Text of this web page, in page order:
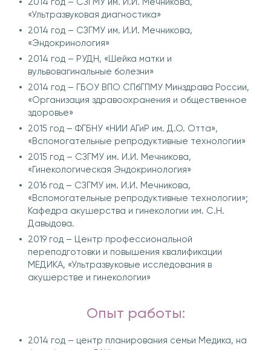
2014 год – СЗГМУ им. И.И. Мечникова,
«Ультразвуковая диагностика»
2014 год – СЗГМУ им. И.И. Мечникова,
«Эндокринология»
2014 год – РУДН, «Шейка матки и
вульвовагинальные болезни»
2014 год – ГБОУ ВПО СПбГПМУ Минздрава России,
«Организация здравоохранения и общественное
здоровье»
2015 год – ФГБНУ «НИИ АГиР им. Д.О. Отта»,
«Вспомогательные репродуктивные технологии»
2015 год – СЗГМУ им. И.И. Мечникова,
«Гинекологическая Эндокринология»
2016 год – СЗГМУ им. И.И. Мечникова,
«Вспомогательные репродуктивные технологии»;
Кафедра акушерства и гинекологии им. С.Н.
Давыдова.
2019 год – Центр профессиональной
переподготовки и повышения квалификации
МЕДИКА, «Ультразвуковые исследования в
акушерстве и гинекологии»
Опыт работы:
2014 год – центр планирования семьи Медика, на